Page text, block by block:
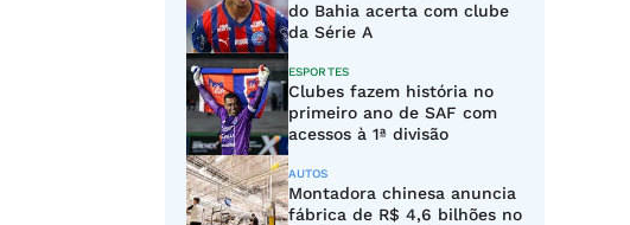
do Bahia acerta com clube
da Série A
ESPORTES
Clubes fazem história no
primeiro ano de SAF com
acessos à 1ª divisão
AUTOS
Montadora chinesa anuncia
fábrica de R$ 4,6 bilhões no